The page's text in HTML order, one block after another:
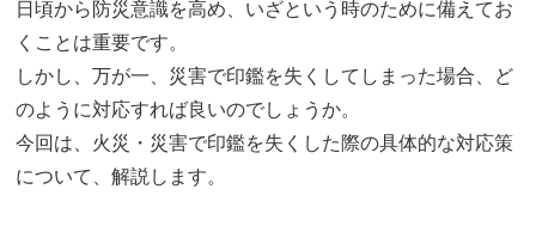
日頃から防災意識を高め、いざという時のために備えてお
くことは重要です。
しかし、万が一、災害で印鑑を失くしてしまった場合、ど
のように対応すれば良いのでしょうか。
今回は、火災・災害で印鑑を失くした際の具体的な対応策
について、解説します。